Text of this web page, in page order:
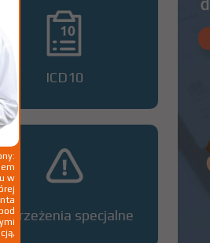
ICD10
specjalne
w